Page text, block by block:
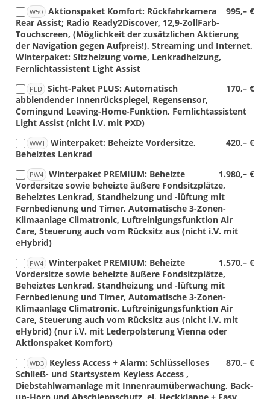
W50 995,– €
Aktionspaket Komfort: Rückfahrkamera
Rear Assist; Radio Ready2Discover, 12,9-ZollFarb-
Touchscreen, (Möglichkeit der zusätzlichen Aktierung
der Navigation gegen Aufpreis!), Streaming und Internet,
Winterpaket: Sitzheizung vorne, Lenkradheizung,
Fernlichtassistent Light Assist
PLD 170,– €
Sicht-Paket PLUS: Automatisch
abblendender Innenrückspiegel, Regensensor,
Comingund Leaving-Home-Funktion, Fernlichtassistent
Light Assist (nicht i.V. mit PXD)
WW1 420,– €
Winterpaket: Beheizte Vordersitze,
Beheiztes Lenkrad
PW4 1.980,– €
Winterpaket PREMIUM: Beheizte
Vordersitze sowie beheizte äußere Fondsitzplätze,
Beheiztes Lenkrad, Standheizung und -lüftung mit
Fernbedienung und Timer, Automatische 3-Zonen-
Klimaanlage Climatronic, Luftreinigungsfunktion Air
Care, Steuerung auch vom Rücksitz aus (nicht i.V. mit
eHybrid)
PW4 1.570,– €
Winterpaket PREMIUM: Beheizte
Vordersitze sowie beheizte äußere Fondsitzplätze,
Beheiztes Lenkrad, Standheizung und -lüftung mit
Fernbedienung und Timer, Automatische 3-Zonen-
Klimaanlage Climatronic, Luftreinigungsfunktion Air
Care, Steuerung auch vom Rücksitz aus (nicht i.V. mit
eHybrid) (nur i.V. mit Lederpolsterung Vienna oder
Aktionspaket Komfort)
WD3 870,– €
Keyless Access + Alarm: Schlüsselloses
Schließ- und Startsystem Keyless Access ,
Diebstahlwarnanlage mit Innenraumüberwachung, Back-